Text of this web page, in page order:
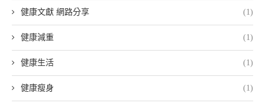
健康文獻 網路分享 (1)
健康減重 (1)
健康生活 (1)
健康瘦身 (1)